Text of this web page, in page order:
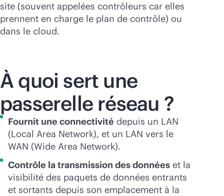
site (souvent appelées contrôleurs car elles
prennent en charge le plan de contrôle) ou
dans le cloud.
À quoi sert une
passerelle réseau ?
Fournit une connectivité depuis un LAN
(Local Area Network), et un LAN vers le
WAN (Wide Area Network).
Contrôle la transmission des données et la
visibilité des paquets de données entrants
et sortants depuis son emplacement à la